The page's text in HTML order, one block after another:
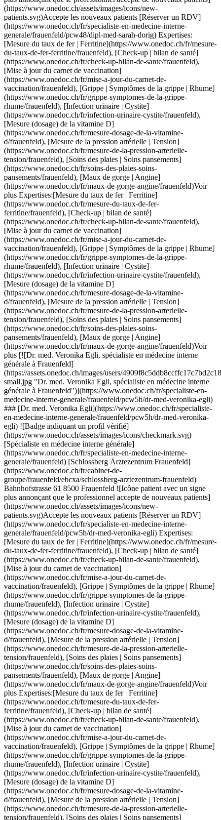
u-carnet-de-vaccination/frauenfeld), [Grippe | Symptômes de la grippe | Rhume](https://www.onedoc.ch/fr/grippe-symptomes-de-la-grippe-rhume/frauenfeld), [Infection urinaire | Cystite](https://www.onedoc.ch/fr/infection-urinaire-cystite/frauenfeld), [Mesure (dosage) de la vitamine D](https://www.onedoc.ch/fr/mesure-dosage-de-la-vitamine-d/frauenfeld), [Mesure de la pression artérielle | Tension](https://www.onedoc.ch/fr/mesure-de-la-pression-arterielle-tension/frauenfeld), [Soins des plaies | Soins pansements](https://www.onedoc.ch/fr/soins-des-plaies-soins-pansements/frauenfeld), [Maux de gorge | Angine](https://www.onedoc.ch/fr/maux-de-gorge-angine/frauenfeld)Voir plus Expertises:[Mesure du taux de fer | Ferritine](https://www.onedoc.ch/fr/mesure-du-taux-de-fer-ferritine/frauenfeld), [Check-up | bilan de santé](https://www.onedoc.ch/fr/check-up-bilan-de-sante/frauenfeld), [Mise à jour du carnet de vaccination](https://www.onedoc.ch/fr/mise-a-jour-du-carnet-de-vaccination/frauenfeld), [Grippe | Symptômes de la grippe | Rhume](https://www.onedoc.ch/fr/grippe-symptomes-de-la-grippe-rhume/frauenfeld), [Infection urinaire | Cystite](https://www.onedoc.ch/fr/infection-urinaire-cystite/frauenfeld), [Mesure (dosage) de la vitamine D](https://www.onedoc.ch/fr/mesure-dosage-de-la-vitamine-d/frauenfeld), [Mesure de la pression artérielle | Tension](https://www.onedoc.ch/fr/mesure-de-la-pression-arterielle-tension/frauenfeld), [Soins des plaies | Soins pansements](https://www.onedoc.ch/fr/soins-des-plaies-soins-pansements/frauenfeld), [Maux de gorge | Angine](https://www.onedoc.ch/fr/maux-de-gorge-angine/frauenfeld)Voir plus [![Dr. med. Martin Boettcher, spécialiste en médecine interne générale à Frauenfeld](https://assets.onedoc.ch/images/users/ac0069596e1623d65adae45e8c54a67f5eefb85f94351670dbd6e5bb5dc39e74-small.jpg "Dr. med. Martin Boettcher, spécialiste en médecine interne générale à Frauenfeld")](https://www.onedoc.ch/fr/specialiste-en-medecine-interne-generale/frauenfeld/pcw5i/dr-med-martin-boettcher) ### [Dr. med. Martin Boettcher](https://www.onedoc.ch/fr/specialiste-en-medecine-interne-generale/frauenfeld/pcw5i/dr-med-martin-boettcher) ![Badge indiquant un profil vérifié](https://www.onedoc.ch/assets/images/icons/checkmark.svg) [Spécialiste en médecine interne générale](https://www.onedoc.ch/fr/specialiste-en-medecine-interne-generale/frauenfeld) [Schlossberg Ärztezentrum Frauenfeld](https://www.onedoc.ch/fr/cabinet-de-groupe/frauenfeld/ebcxa/schlossberg-arztezentrum-frauenfeld) Bahnhofstrasse 61 8500 Frauenfeld ![Icône patient avec un signe plus annonçant que le professionnel accepte de nouveaux patients](https://www.onedoc.ch/assets/images/icons/new-patients.svg)Accepte les nouveaux patients [Réserver un RDV](https://www.onedoc.ch/fr/specialiste-en-medecine-interne-generale/frauenfeld/pcw5i/dr-med-martin-boettcher) Expertises:[Mesure du taux de fer | Ferritine](https://www.onedoc.ch/fr/mesure-du-taux-de-fer-ferritine/frauenfeld), [Check-up | bilan de santé](https://www.onedoc.ch/fr/check-up-bilan-de-sante/frauenfeld), [Mise à jour du carnet de vaccination](https://www.onedoc.ch/fr/mise-a-jour-du-carnet-de-vaccination/frauenfeld), [Grippe | Symptômes de la grippe | Rhume](https://www.onedoc.ch/fr/grippe-symptomes-de-la-grippe-rhume/frauenfeld), [Infection urinaire | Cystite](https://www.onedoc.ch/fr/infection-urinaire-cystite/frauenfeld), [Mesure (dosage) de la vitamine D](https://www.onedoc.ch/fr/mesure-dosage-de-la-vitamine-d/frauenfeld), [Mesure de la pression artérielle | Tension](https://www.onedoc.ch/fr/mesure-de-la-pression-arterielle-tension/frauenfeld), [Soins des plaies | Soins pansements](https://www.onedoc.ch/fr/soins-des-plaies-soins-pansements/frauenfeld), [Maux de gorge | Angine](https://www.onedoc.ch/fr/maux-de-gorge-angine/frauenfeld)Voir plus Expertises:[Mesure du taux de fer | Ferritine](https://www.onedoc.ch/fr/mesure-du-taux-de-fer-ferritine/frauenfeld), [Check-up | bilan de santé](https://www.onedoc.ch/fr/check-up-bilan-de-sante/frauenfeld), [Mise à jour du carnet de vaccination](https://www.onedoc.ch/fr/mise-a-jour-du-carnet-de-vaccination/frauenfeld), [Grippe | Symptômes de la grippe | Rhume](https://www.onedoc.ch/fr/grippe-symptomes-de-la-grippe-rhume/frauenfeld), [Infection urinaire | Cystite](https://www.onedoc.ch/fr/infection-urinaire-cystite/frauenfeld), [Mesure (dosage) de la vitamine D](https://www.onedoc.ch/fr/mesure-dosage-de-la-vitamine-d/frauenfeld), [Mesure de la pression artérielle | Tension](https://www.onedoc.ch/fr/mesure-de-la-pression-arterielle-tension/frauenfeld), [Soins des plaies | Soins pansements](https://www.onedoc.ch/fr/soins-des-plaies-soins-pansements/frauenfeld), [Maux de gorge | Angine](https://www.onedoc.ch/fr/maux-de-gorge-angine/frauenfeld)Voir plus [![Dr. med. Caroline Müller, spécialiste en médecine interne générale à Frauenfeld](https://assets.onedoc.ch/images/users/b0e4fb5a384bb818928fac60a6696329713476327e6a86612720a30c35652280-small.jpg "Dr. med. Caroline Müller, spécialiste en médecine interne générale à Frauenfeld")](https://www.onedoc.ch/fr/specialiste-en-medecine-interne-generale/frauenfeld/pcw49/dr-med-caroline-muller) ### [Dr. med. Caroline Müller](https://www.onedoc.ch/fr/specialiste-en-medecine-interne-generale/frauenfeld/pcw49/dr-med-caroline-muller) ![Badge indiquant un profil vérifié](https://www.onedoc.ch/assets/images/icons/checkmark.svg) [Spécialiste en médecine interne générale](https://www.onedoc.ch/fr/specialiste-en-medecine-interne-generale/frauenfeld) [Schlossberg Ärztezentrum Frauenfeld](https://www.onedoc.ch/fr/cabinet-de-groupe/frauenfeld/ebcxa/schlossberg-arztezentrum-frauenfeld) Bahnhofstrasse 61 8500 Frauenfeld ![Icône patient avec un signe plus annonçant que le professionnel accepte de nouveaux patients](https://www.onedoc.ch/assets/images/icons/new-patients.svg)Accepte les nouveaux patients [Réserver un RDV](https://www.onedoc.ch/fr/specialiste-en-medecine-interne-generale/frauenfeld/pcw49/dr-med-caroline-muller) Expertises:[Mesure du taux de fer | Ferritine](https://www.onedoc.ch/fr/mesure-du-taux-de-fer-ferritine/frauenfeld), [Check-up | bilan de santé](https://www.onedoc.ch/fr/check-up-bilan-de-sante/frauenfeld), [Troubles du sommeil](https://www.onedoc.ch/fr/troubles-du-sommeil/frauenfeld), [Accompagnement psychologique pour gestion du stress](https://www.onedoc.ch/fr/accompagnement-psychologique-pour-gestion-du-stress/frauenfeld), [Mise à jour du carnet de vaccination](https://www.onedoc.ch/fr/mise-a-jour-du-carnet-de-vaccination/frauenfeld), [Grippe | Symptômes de la grippe | Rhume](https://www.onedoc.ch/fr/grippe-symptomes-de-la-grippe-rhume/frauenfeld), [Mesure de la pression artérielle | Tension](https://www.onedoc.ch/fr/mesure-de-la-pression-arterielle-tension/frauenfeld), [Mesure (dosage) de la vitamine D](https://www.onedoc.ch/fr/mesure-dosage-de-la-vitamine-d/frauenfeld)Voir plus Expertises:[Mesure du taux de fer | Ferritine](https://www.onedoc.ch/fr/mesure-du-taux-de-fer-ferritine/frauenfeld), [Check-up | bilan de santé](https://www.onedoc.ch/fr/check-up-bilan-de-sante/frauenfeld), [Troubles du sommeil](https://www.onedoc.ch/fr/troubles-du-sommeil/frauenfeld), [Accompagnement psychologique pour gestion du stress](https://www.onedoc.ch/fr/accompagnement-psychologique-pour-gestion-du-stress/frauenfeld), [Mise à jour du carnet de vaccination](https://www.onedoc.ch/fr/mise-a-jour-du-carnet-de-vaccination/frauenfeld), [Grippe | Symptômes de la grippe | Rhume](https://www.onedoc.ch/fr/grippe-symptomes-de-la-grippe-rhume/frauenfeld), [Mesure de la pression artérielle | Tension](https://www.onedoc.ch/fr/mesure-de-la-pression-arterielle-tension/frauenfeld), [Mesure (dosage) de la vitamine D](https://www.onedoc.ch/fr/mesure-dosage-de-la-vitamine-d/frauenfeld)Voir plus [![Dr. med. Michael Keller, spécialiste en médecine interne générale à Frauenfeld](https://assets.onedoc.ch/images/users/5a24456c0e45b66b97a5bcd0db602236c75cab7f6eedc744ba4f09dc47264ac1-small.jpg "Dr. med. Michael Keller, spécialiste en médecine interne générale à Frauenfeld")](https://www.onedoc.ch/fr/specialiste-en-medecine-interne-generale/frauenfeld/pcw5f/dr-med-michael-keller) ### [Dr. med. Michael Keller](https://www.onedoc.ch/fr/specialiste-en-medecine-interne-generale/frauenfeld/pcw5f/dr-med-michael-keller) ![Badge indiquant un profil vérifié](https://www.onedoc.ch/assets/images/icons/checkmark.svg) [Spécialiste en médecine interne générale](https://www.onedoc.ch/fr/specialiste-en-medecine-interne-generale/frauenfeld) [Schlossberg Ärztezentrum Frauenfeld](https://www.onedoc.ch/fr/cabinet-de-groupe/frauenfeld/ebcxa/schlossberg-arztezentrum-frauenfeld) Bahnhofstrasse 61 8500 Frauenfeld ![Icône patient avec un signe plus annonçant que le professionnel accepte de nouveaux patients](https://www.onedoc.ch/assets/images/icons/new-patients.svg)Accepte les nouveaux patients [Réserver un RDV](https://www.onedoc.ch/fr/specialiste-en-medecine-interne-generale/frauenfeld/pcw5f/dr-med-michael-keller) Expertises:[Mesure du taux de fer | Ferritine](https://www.onedoc.ch/fr/mesure-du-taux-de-fer-ferritine/frauenfeld), [Check-up | bilan de santé](https://www.onedoc.ch/fr/check-up-bilan-de-sante/frauenfeld), [Mise à jour du carnet de vaccination](https://www.onedoc.ch/fr/mise-a-jour-du-carnet-de-vaccination/frauenfeld), [Grippe | Symptômes de la grippe | Rhume](https://www.onedoc.ch/fr/grippe-symptomes-de-la-grippe-rhume/frauenfeld), [Infection urinaire | Cystite](https://www.onedoc.ch/fr/infection-urinaire-cystite/frauenfeld), [Mesure (dosage) de la vitamine D](https://www.onedoc.ch/fr/mesure-dosage-de-la-vitamine-d/frauenfeld), [Mesure de la pression artérielle | Tension](https://www.onedoc.ch/fr/mesure-de-la-pression-arterielle-tension/frauenfeld), [Soins des plaies | Soins pansements](https://www.onedoc.ch/fr/soins-des-plaies-soins-pansements/frauenfeld), [Maux de gorge | Angine](https://www.onedoc.ch/fr/maux-de-gorge-angine/